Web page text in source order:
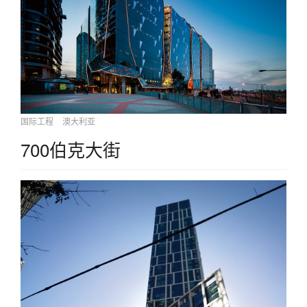
国际工程 澳大利亚
700伯克大街